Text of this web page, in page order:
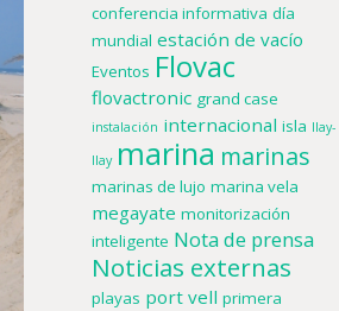
conferencia informativa día
mundial estación de vacío
Eventos Flovac
flovactronic grand case
instalación internacional isla llay-
llay marina marinas
marinas de lujo marina vela
megayate monitorización
inteligente Nota de prensa
Noticias externas
playas port vell primera